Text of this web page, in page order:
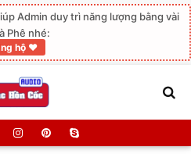
Admin duy trì năng lượng bằng vài
Phê nhé:
hộ ❤️